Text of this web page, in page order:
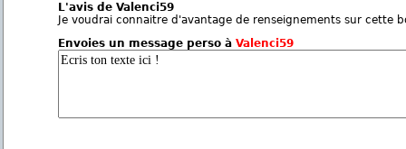
L'avis de Valenci59
Je voudrai connaitre d'avantage de renseignements sur cette
Envoies un message perso à Valenci59